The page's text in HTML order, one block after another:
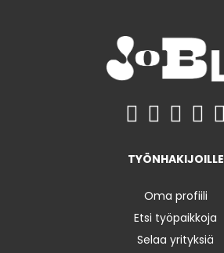
TYÖNHAKIJOILLE
Oma profiili
Etsi työpaikkoja
Selaa yrityksiä